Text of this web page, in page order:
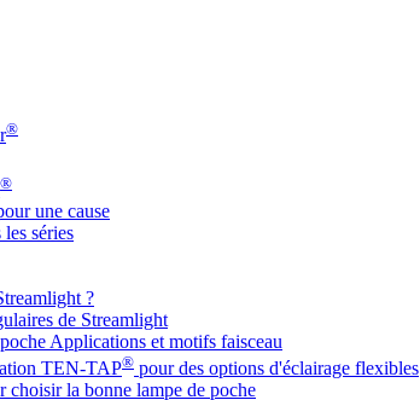
®
®
une cause
séries
?
de Streamlight
Applications et motifs faisceau
TEN-TAP® pour des options d'éclairage flexibles
choisir la bonne lampe de poche